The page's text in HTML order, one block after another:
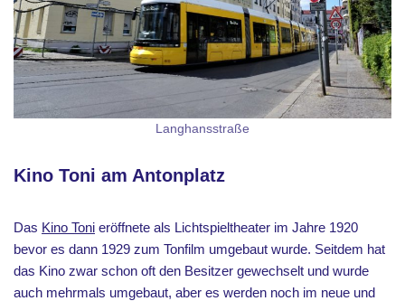
Langhansstraße
Kino Toni am Antonplatz
Das Kino Toni eröffnete als Lichtspieltheater im Jahre 1920
bevor es dann 1929 zum Tonfilm umgebaut wurde. Seitdem hat
das Kino zwar schon oft den Besitzer gewechselt und wurde
auch mehrmals umgebaut, aber es werden noch im neue und